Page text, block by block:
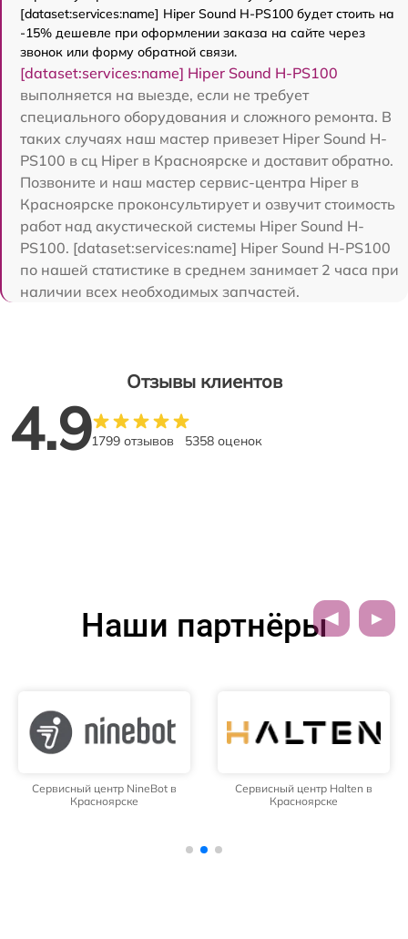
[dataset:services:name] Hiper Sound H-PS100 будет стоить на
-15% дешевле при оформлении заказа на сайте через
звонок или форму обратной связи.
[dataset:services:name] Hiper Sound H-PS100
выполняется на выезде, если не требует
специального оборудования и сложного ремонта. В
таких случаях наш мастер привезет Hiper Sound H-
PS100 в сц Hiper в Красноярске и доставит обратно.
Позвоните и наш мастер сервис-центра Hiper в
Красноярске проконсультирует и озвучит стоимость
работ над акустической системы Hiper Sound H-
PS100. [dataset:services:name] Hiper Sound H-PS100
по нашей статистике в среднем занимает 2 часа при
наличии всех необходимых запчастей.
Отзывы клиентов
4.91799 отзывов 5358 оценок
Наши партнёры
Сервисный центр NineBot в
Красноярске
Сервисный центр Halten в
Красноярске